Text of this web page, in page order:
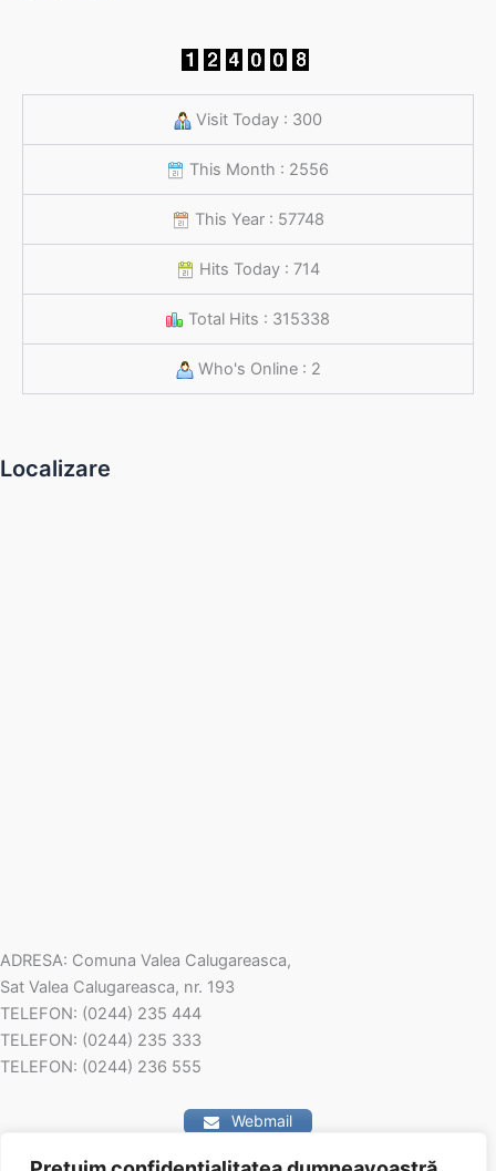
Visit Today : 300
This Month : 2556
This Year : 57748
Hits Today : 714
Total Hits : 315338
Who's Online : 2
Localizare
ADRESA: Comuna Valea Calugareasca,
Sat Valea Calugareasca, nr. 193
TELEFON: (0244) 235 444
TELEFON: (0244) 235 333
TELEFON: (0244) 236 555
Webmail